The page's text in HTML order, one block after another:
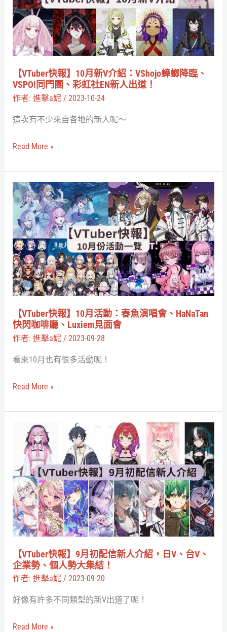
鬥」
引
熱
議
【VTuber快報】10月新V介紹：VShojo蟑螂降臨、
VSPO!同門團、彩虹社EN新人出道！
作者: 進擊a妮 / 2023-10-24
這次有不少來自各地的新人呢～
月
新
V
介
紹：
VShojo
蟑
降
同
門
團、
虹
社
EN
新
人
道！
Read More »
【VTuber快報】10月活動：春魚演唱會、HaNaTan
快閃咖啡廳、Luxiem見面會
作者: 進擊a妮 / 2023-09-28
看來10月也有很多活動呢！
【VTuber
快
報】
10
月
活
動：
春
魚
演
唱
HaNaTan
咖
廳、
Luxiem
見
面
會
Read More »
【VTuber快報】9月初配信新人介紹，日V、台V、
企業勢、個人勢大集結！
作者: 進擊a妮 / 2023-09-20
好像有許多不同類型的新V出道了呢！
【VTuber
報】
9
月
初
配
信
新
人
介
日
Read More »